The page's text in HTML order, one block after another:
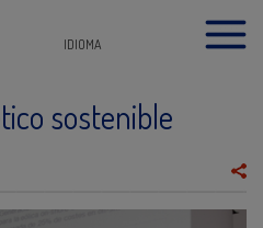
IDIOMA
sostenible